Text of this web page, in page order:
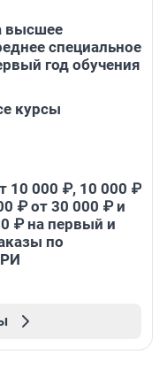
высшее
специальное
год обучения
курсы
10 000 ₽, 10 000 ₽
₽ от 30 000 ₽ и
₽ на первый и
по